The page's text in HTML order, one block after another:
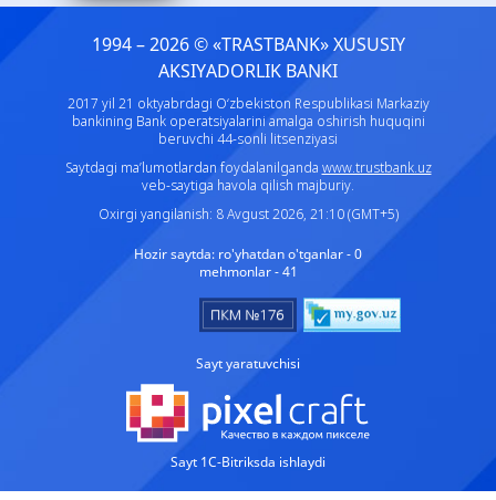
1994 – 2026 © «TRASTBANK» ХUSUSIY
AKSIYADORLIK BANKI
2017 yil 21 oktyabrdagi O‘zbekiston Respublikasi Markaziy
bankining Bank operatsiyalarini amalga oshirish huquqini
beruvchi 44-sonli litsenziyasi
Saytdagi ma’lumotlardan foydalanilganda www.trustbank.uz
veb-saytiga havola qilish majburiy.
Oxirgi yangilanish: 8 Avgust 2026, 21:10 (GMT+5)
Hozir saytda: ro'yhatdan o'tganlar - 0
mehmonlar - 41
Sayt yaratuvchisi
Sayt 1C-Bitriksda ishlaydi